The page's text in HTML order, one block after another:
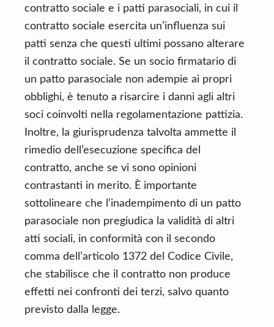
contratto sociale e i patti parasociali, in cui il
contratto sociale esercita un’influenza sui
patti senza che questi ultimi possano alterare
il contratto sociale. Se un socio firmatario di
un patto parasociale non adempie ai propri
obblighi, è tenuto a risarcire i danni agli altri
soci coinvolti nella regolamentazione pattizia.
Inoltre, la giurisprudenza talvolta ammette il
rimedio dell’esecuzione specifica del
contratto, anche se vi sono opinioni
contrastanti in merito. È importante
sottolineare che l’inadempimento di un patto
parasociale non pregiudica la validità di altri
atti sociali, in conformità con il secondo
comma dell’articolo 1372 del Codice Civile,
che stabilisce che il contratto non produce
effetti nei confronti dei terzi, salvo quanto
previsto dalla legge.